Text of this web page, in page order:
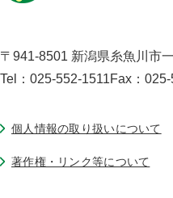
〒941-8501 新潟県糸魚川市
Tel：025-552-1511Fax：
個人情報の取り扱いについて
著作権・リンク等について